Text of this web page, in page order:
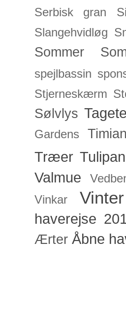
Serbisk gran
Slangehvidløg
Sommer
spejlbassin
Stjerneskærm
Sølvlys
Gardens Timian
Træer
Valmue
Vinkar Vinter
haverejse
Ærter Åbne